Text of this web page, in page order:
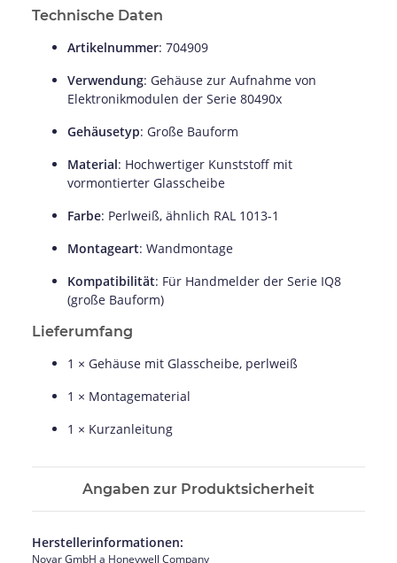
Technische Daten
Artikelnummer: 704909
Verwendung: Gehäuse zur Aufnahme von
Elektronikmodulen der Serie 80490x
Gehäusetyp: Große Bauform
Material: Hochwertiger Kunststoff mit
vormontierter Glasscheibe
Farbe: Perlweiß, ähnlich RAL 1013-1
Montageart: Wandmontage
Kompatibilität: Für Handmelder der Serie IQ8
(große Bauform)
Lieferumfang
1 × Gehäuse mit Glasscheibe, perlweiß
1 × Montagematerial
1 × Kurzanleitung
Angaben zur Produktsicherheit
Herstellerinformationen:
Novar GmbH a Honeywell Company